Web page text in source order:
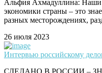
Альфия Ахмадуллина: Наши
экономики страны – это
разных месторождениях,
26 июля 2023
Интервью российскому